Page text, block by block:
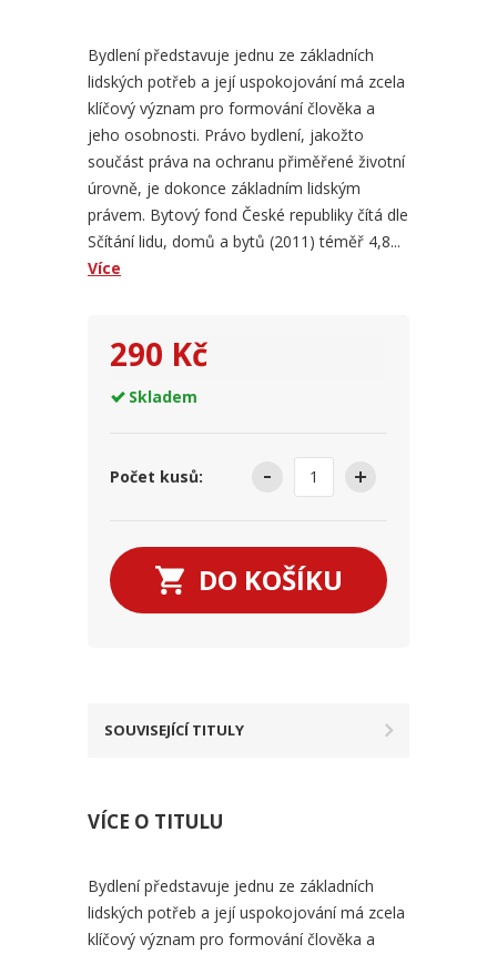
Bydlení představuje jednu ze základních
lidských potřeb a její uspokojování má zcela
klíčový význam pro formování člověka a
jeho osobnosti. Právo bydlení, jakožto
součást práva na ochranu přiměřené životní
úrovně, je dokonce základním lidským
právem. Bytový fond České republiky čítá dle
Sčítání lidu, domů a bytů (2011) téměř 4,8...
Více
290 Kč
Skladem
Počet kusů:
DO KOŠÍKU
SOUVISEJÍCÍ TITULY
VÍCE O TITULU
Bydlení představuje jednu ze základních
lidských potřeb a její uspokojování má zcela
klíčový význam pro formování člověka a